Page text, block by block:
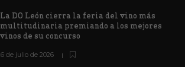
La DO León cierra la feria del vino más
multitudinaria premiando a los mejores
vinos de su concurso
de julio de 2026